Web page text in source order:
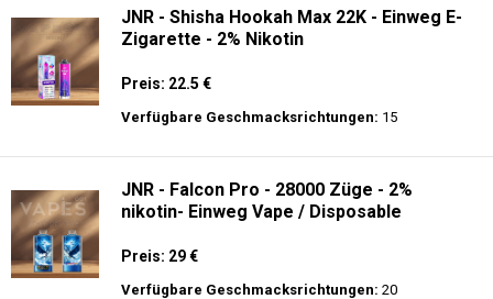
JNR - Shisha Hookah Max 22K - Einweg E-
Zigarette - 2% Nikotin
Preis: 22.5 €
Verfügbare Geschmacksrichtungen: 15
JNR - Falcon Pro - 28000 Züge - 2%
nikotin- Einweg Vape / Disposable
Preis: 29 €
Verfügbare Geschmacksrichtungen: 20